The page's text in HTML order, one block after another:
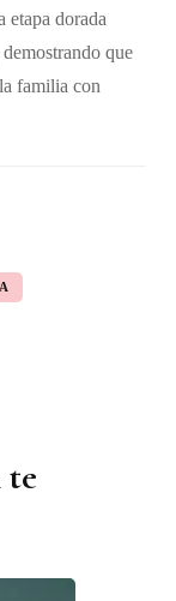
etapa dorada
que
familia con
te